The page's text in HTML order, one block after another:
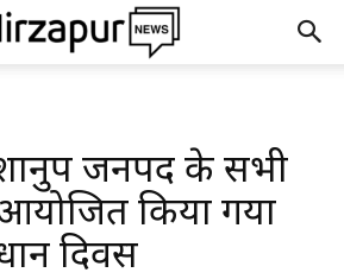
जनपद के सभी
किया गया
दिवस